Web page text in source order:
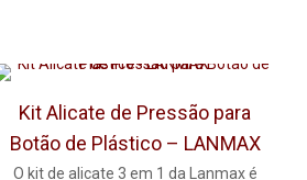
Kit Alicate de Pressão para
Botão de Plástico – LANMAX
O kit de alicate 3 em 1 da Lanmax é